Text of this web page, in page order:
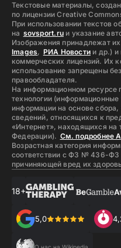
Текстовые материалы,
по лицензии Creative
При использовании текстов
на sovsport.ruи указание
Изображения принадлежат
Images, РИА Новости и др.) и
коммерческих лицензий. Их
использование запрещены
правообладателя.
На информационном ресурсе
технологии (информационные
информации на основе сбора,
сведений, относящихся к
«Интернет», находящихся на
Федерации). См. подробнее
Возрастная категория
соответствии с ФЗ № 436-ФЗ
причиняющей вред их
18+
5,0